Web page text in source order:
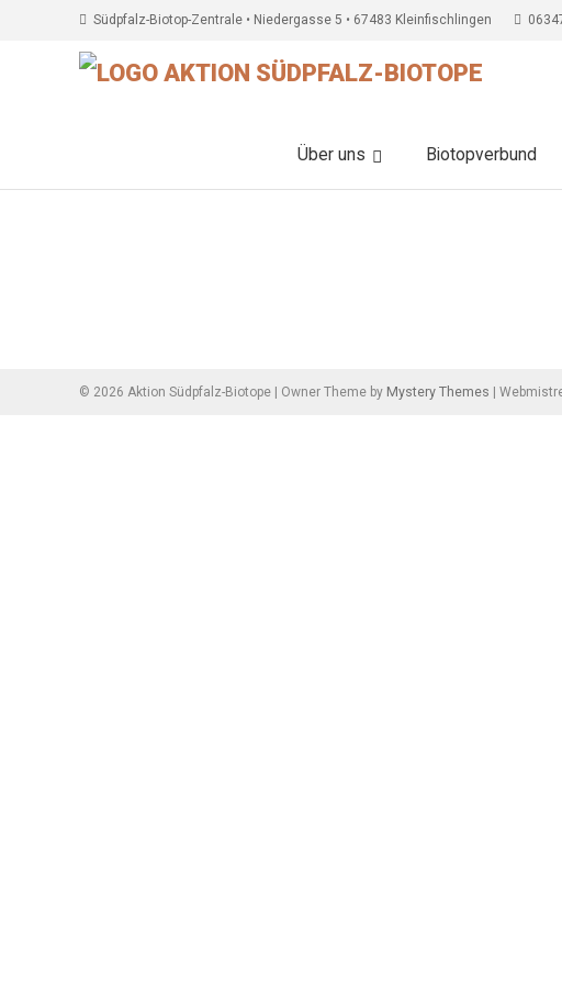
Südpfalz-Biotop-Zentrale • Niedergasse 5 • 67483 Kleinfischlingen
Über uns Biotopverbund
© 2026 Aktion Südpfalz-Biotope | Owner Theme by Mystery Themes |